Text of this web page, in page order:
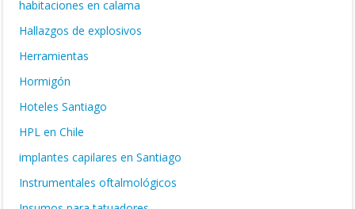
habitaciones en calama
Hallazgos de explosivos
Herramientas
Hormigón
Hoteles Santiago
HPL en Chile
implantes capilares en Santiago
Instrumentales oftalmológicos